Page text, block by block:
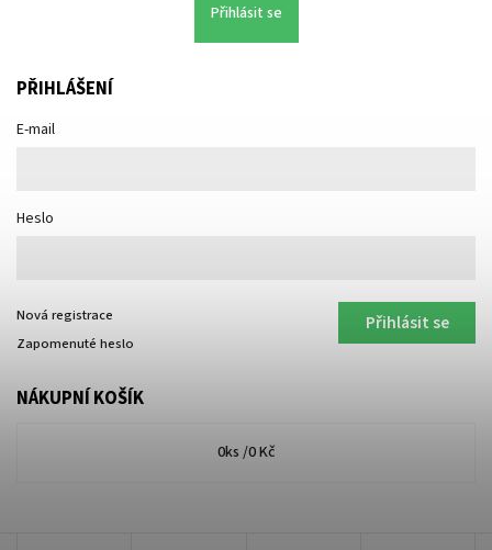
Přihlásit se
PŘIHLÁŠENÍ
E-mail
Heslo
Přihlásit se
Nová registrace
Zapomenuté heslo
NÁKUPNÍ KOŠÍK
0ks /0 Kč